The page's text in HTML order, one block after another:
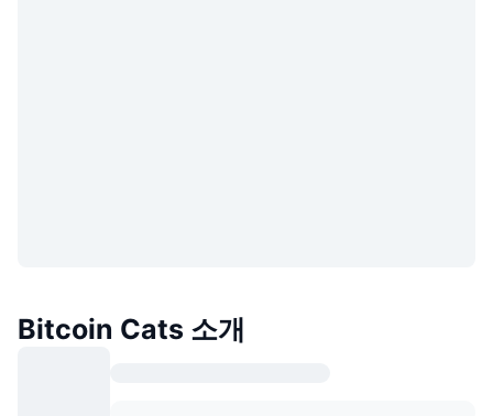
Bitcoin Cats 소개